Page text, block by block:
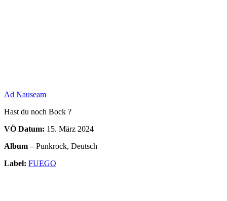
Ad Nauseam
Hast du noch Bock ?
VÖ Datum: 15. März 2024
Album – Punkrock, Deutsch
Label: FUEGO